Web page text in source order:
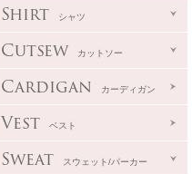
Shirt シャツ
Cutsew カットソー
Cardigan カーディガン
Vest ベスト
Sweat スウェット/パーカー